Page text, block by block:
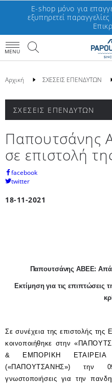
E-shop μόνο για
εξυπηρετεί
MENU
Αρχική ΣΧΕΣΕΙΣ ΕΠΕΝΔΥΤΩΝ
ΣΧΕΣΕΙΣ ΕΠΕΝΔΥΤΩΝ
Παπουτσάνης
σε επιστολή
facebook
twitter
18-11-2021
Παπουτσάνης ΑΒΕΕ:
Εκτίμηση για τις επιπτώσεις
Σε συνέχεια της επιστολής της
κοινοποιήθηκε στην
& ΕΜΠΟΡΙΚΗ ΕΤΑΙΡΕΙΑ
(«ΠΑΠΟΥΤΣΑΝΗΣ») την
γνωστοποιήσεις για την